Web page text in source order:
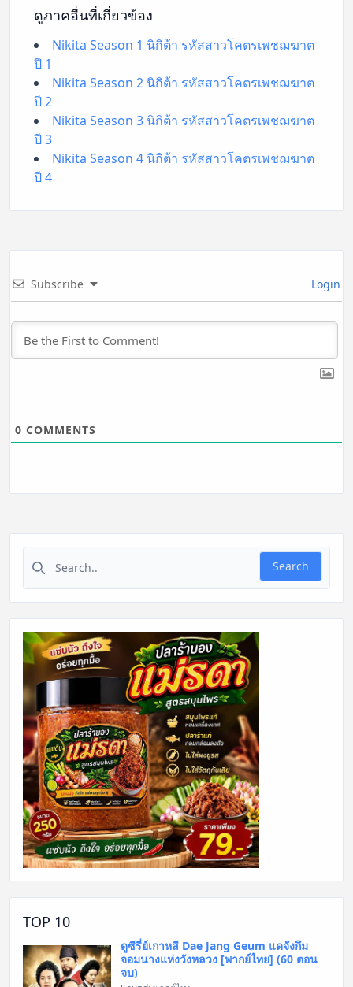
ดูภาคอื่นที่เกี่ยวข้อง
Nikita Season 1 นิกิต้า รหัสสาวโคตรเพชฌฆาต
ปี 1
Nikita Season 2 นิกิต้า รหัสสาวโคตรเพชฌฆาต
ปี 2
Nikita Season 3 นิกิต้า รหัสสาวโคตรเพชฌฆาต
ปี 3
Nikita Season 4 นิกิต้า รหัสสาวโคตรเพชฌฆาต
ปี 4
Subscribe Login
0 COMMENTS
Search
TOP 10
ดูซีรี่ย์เกาหลี Dae Jang Geum แดจังกึม
จอมนางแห่งวังหลวง [พากย์ไทย] (60 ตอน
จบ)